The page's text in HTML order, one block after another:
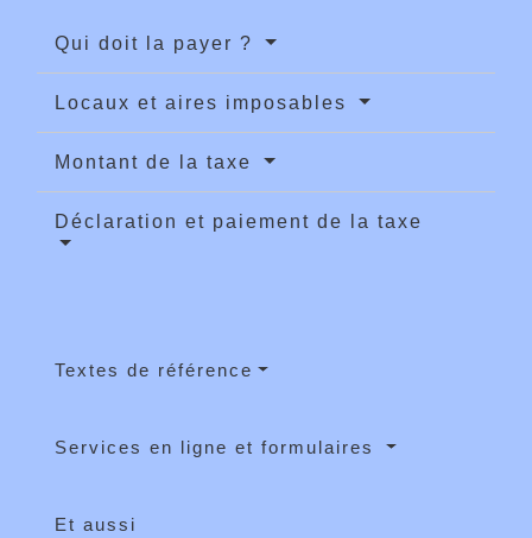
Qui doit la payer ?
Locaux et aires imposables
Montant de la taxe
Déclaration et paiement de la taxe
Textes de référence
Services en ligne et formulaires
Et aussi